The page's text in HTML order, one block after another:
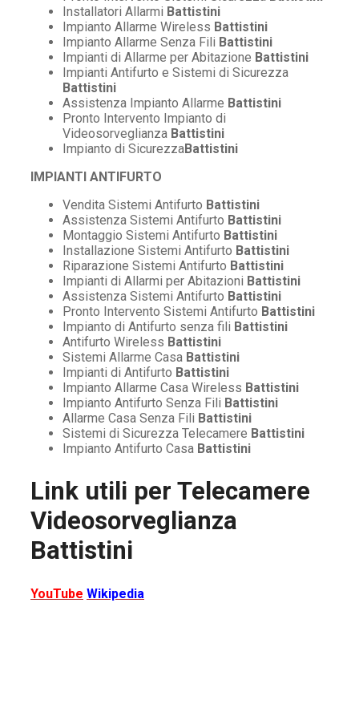
Installatori Allarmi Battistini
Impianto Allarme Wireless Battistini
Impianto Allarme Senza Fili Battistini
Impianti di Allarme per Abitazione Battistini
Impianti Antifurto e Sistemi di Sicurezza
Battistini
Assistenza Impianto Allarme Battistini
Pronto Intervento Impianto di
Videosorveglianza Battistini
Impianto di SicurezzaBattistini
IMPIANTI ANTIFURTO
Vendita Sistemi Antifurto Battistini
Assistenza Sistemi Antifurto Battistini
Montaggio Sistemi Antifurto Battistini
Installazione Sistemi Antifurto Battistini
Riparazione Sistemi Antifurto Battistini
Impianti di Allarmi per Abitazioni Battistini
Assistenza Sistemi Antifurto Battistini
Pronto Intervento Sistemi Antifurto Battistini
Impianto di Antifurto senza fili Battistini
Antifurto Wireless Battistini
Sistemi Allarme Casa Battistini
Impianti di Antifurto Battistini
Impianto Allarme Casa Wireless Battistini
Impianto Antifurto Senza Fili Battistini
Allarme Casa Senza Fili Battistini
Sistemi di Sicurezza Telecamere Battistini
Impianto Antifurto Casa Battistini
Link utili per Telecamere
Videosorveglianza
Battistini
YouTube Wikipedia